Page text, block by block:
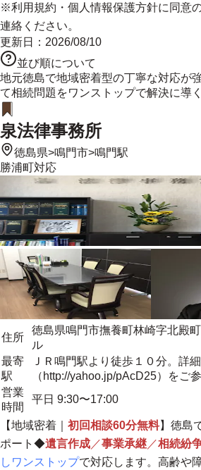
※利用規約 ・ 個人情報保護方針に同意
連絡ください。
更新日： 2026/08/10
並び順について
地元徳島で地域密着型の丁寧な対応が
て相続問題をワンストップで解決に導く
泉法律事務所
徳島県>鳴門市>鳴門駅
勝浦町対応
住所
徳島県鳴門市撫養町林崎字北殿
ル
最寄
駅
ＪＲ鳴門駅より徒歩１０分。詳
（http://yahoo.jp/pAcD25）をご
営業
時間
平日 9:30〜17:00
【地域密着 初回相談60分無料】徳島
ポート◆遺言作成 ／事業承継 ／相続紛
しワンストップで対応します。高齢や